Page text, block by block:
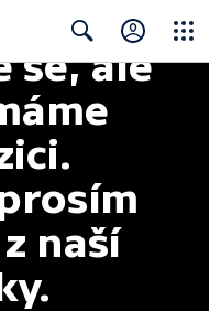
Search
se, ale
naší